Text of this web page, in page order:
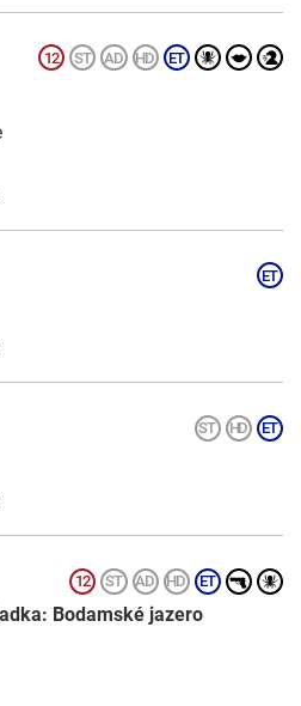
Bodamské jazero